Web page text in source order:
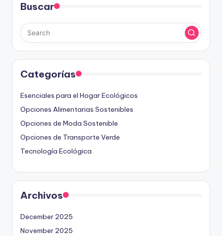
Buscar
Categorías
Esenciales para el Hogar Ecológicos
Opciones Alimentarias Sostenibles
Opciones de Moda Sostenible
Opciones de Transporte Verde
Tecnología Ecológica
Archivos
December 2025
November 2025